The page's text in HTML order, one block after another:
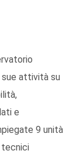
sue attività su
e
9 unità
tecnici